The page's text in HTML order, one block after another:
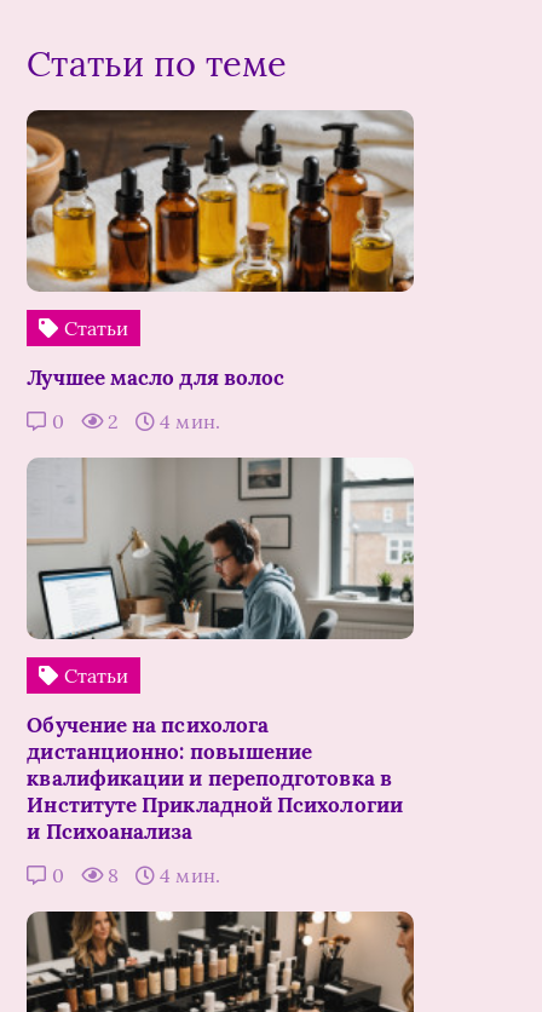
Статьи по теме
Статьи
Лучшее масло для волос
0 2 4 мин.
Статьи
Обучение на психолога
дистанционно: повышение
квалификации и переподготовка в
Институте Прикладной Психологии
и Психоанализа
0 8 4 мин.